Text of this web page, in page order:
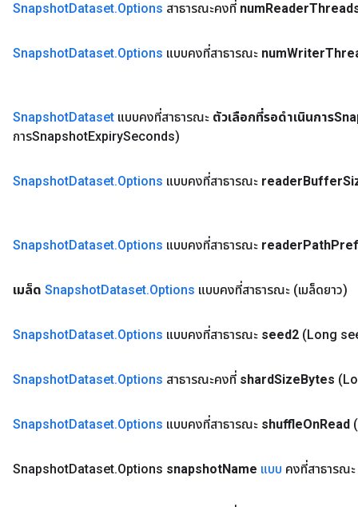
SnapshotDataset.Options สาธารณะคงที่ numReader
SnapshotDataset.Options แบบคงที่สาธารณะ numWriter
SnapshotDataset แบบคงที่สาธารณะ ตัวเลือกที่รอดำเนินการ
การSnapshotExpirySeconds)
SnapshotDataset.Options แบบคงที่สาธารณะ readerBuffer
SnapshotDataset.Options แบบคงที่สาธารณะ readerPath
เมล็ด SnapshotDataset.Options แบบคงที่สาธารณะ (เมล็ดยาว)
SnapshotDataset.Options แบบคงที่สาธารณะ seed2 (Long
SnapshotDataset.Options สาธารณะคงที่ shardSizeBytes
SnapshotDataset.Options แบบคงที่สาธารณะ shuffleOnRead
SnapshotDataset.Options snapshotName แบบ คงที่สาธารณะ